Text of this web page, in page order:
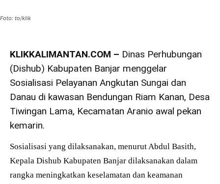
Foto: to/klik
KLIKKALIMANTAN.COM – Dinas Perhubungan
(Dishub) Kabupaten Banjar menggelar
Sosialisasi Pelayanan Angkutan Sungai dan
Danau di kawasan Bendungan Riam Kanan, Desa
Tiwingan Lama, Kecamatan Aranio awal pekan
kemarin.
Sosialisasi yang dilaksanakan, menurut Abdul Basith,
Kepala Dishub Kabupaten Banjar dilaksanakan dalam
rangka meningkatkan keselamatan dan keamanan